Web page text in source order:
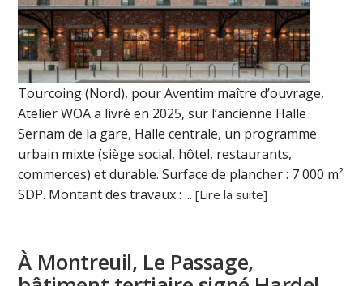
Tourcoing (Nord), pour Aventim maître d’ouvrage,
Atelier WOA a livré en 2025, sur l’ancienne Halle
Sernam de la gare, Halle centrale, un programme
urbain mixte (siège social, hôtel, restaurants,
commerces) et durable. Surface de plancher : 7 000 m²
SDP. Montant des travaux : ...[Lire la suite]
À Montreuil, Le Passage,